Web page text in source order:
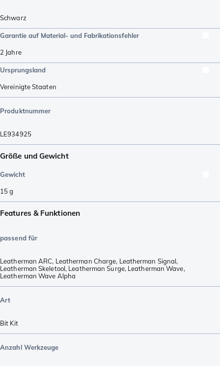
Schwarz
Garantie auf Material- und Fabrikationsfehler
2 Jahre
Ursprungsland
Vereinigte Staaten
Produktnummer
LE934925
Größe und Gewicht
Gewicht
15g
Features & Funktionen
passend für
Leatherman ARC, Leatherman Charge, Leatherman Signal,
Leatherman Skeletool, Leatherman Surge, Leatherman Wave,
Leatherman Wave Alpha
Art
Bit Kit
Anzahl Werkzeuge